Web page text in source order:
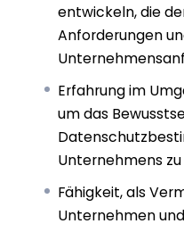
entwickeln, die
Anforderungen
Erfahrung im
um das
Unternehmens
Fähigkeit, als
Unternehmen